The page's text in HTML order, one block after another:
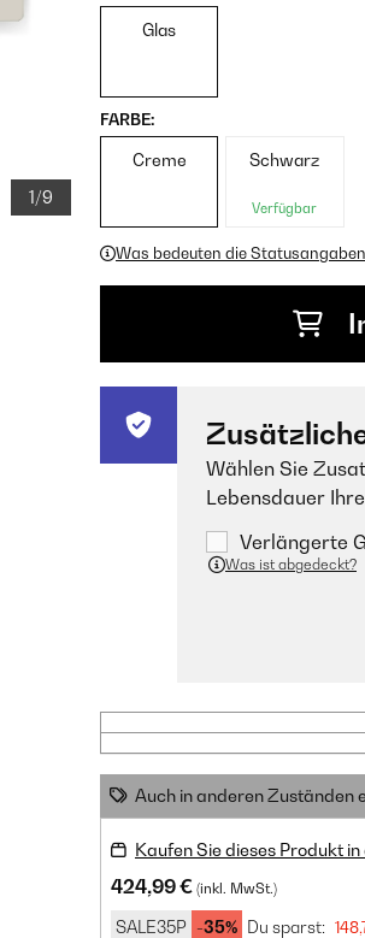
1/9
Glas
FARBE:
Creme Schwarz
Verfügbar
Was bedeuten die
Wählen Sie
Lebensdauer
Verlängerte
Was ist abgedeckt?
Auch in anderen Zuständen
Kaufen Sie dieses Produkt
424,99 € (inkl. MwSt.)
SALE35P -35% Du sparst: